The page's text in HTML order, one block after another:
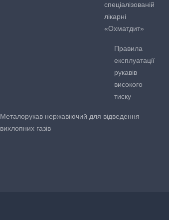
спеціалізованій
лікарні
«Охматдит»
Правила
експлуатації
рукавів
високого
тиску
Металорукав нержавіючий для відведення
вихлопних газів